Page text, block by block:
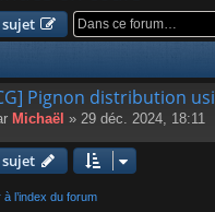
Pignon distribution
Michaël » 29 déc. 2024, 18:11
l’index du forum